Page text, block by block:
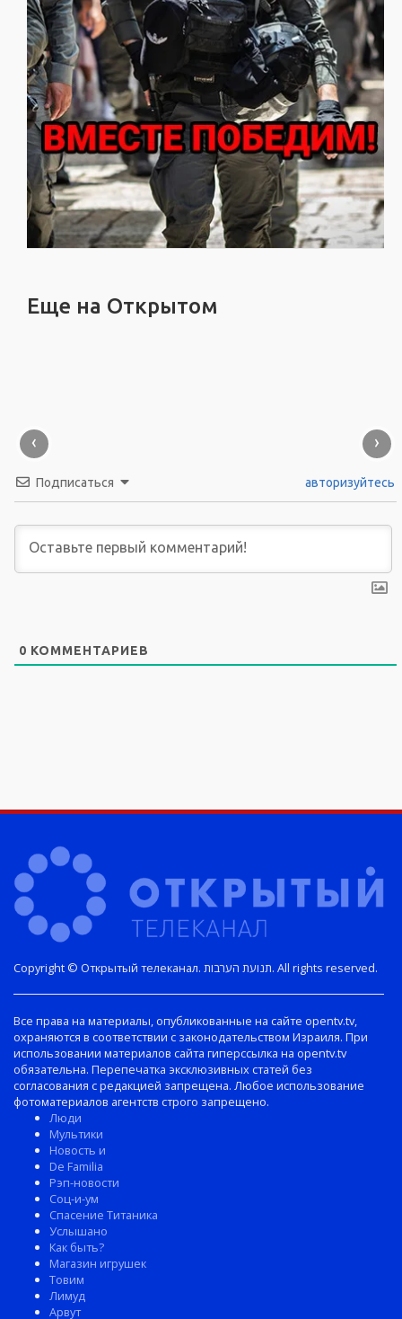
Еще на Открытом
‹ ›
Подписаться авторизуйтесь
0 КОММЕНТАРИЕВ
Copyright © Открытый телеканал. תנועת הערבות. All rights reserved.
Все права на материалы, опубликованные на сайте opentv.tv,
охраняются в соответствии с законодательством Израиля. При
использовании материалов сайта гиперссылка на opentv.tv
обязательна. Перепечатка эксклюзивных статей без
согласования с редакцией запрещена. Любое использование
фотоматериалов агентств строго запрещено.
Люди
Мультики
Новость и
De Familia
Рэп-новости
Соц-и-ум
Спасение Титаника
Услышано
Как быть?
Магазин игрушек
Товим
Лимуд
Арвут